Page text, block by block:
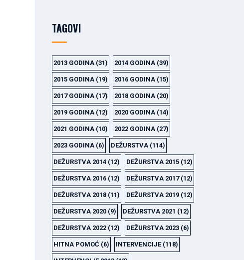
TAGOVI
2013 GODINA(31) 2014 GODINA(39)
2015 GODINA(19) 2016 GODINA(15)
2017 GODINA(17) 2018 GODINA(20)
2019 GODINA(12) 2020 GODINA(14)
2021 GODINA(10) 2022 GODINA(27)
2023 GODINA(6) DEŽURSTVA(114)
DEŽURSTVA 2014(12) DEŽURSTVA 2015(12)
DEŽURSTVA 2016(12) DEŽURSTVA 2017(12)
DEŽURSTVA 2018(11) DEŽURSTVA 2019(12)
DEŽURSTVA 2020(9) DEŽURSTVA 2021 (12)
DEŽURSTVA 2022(12) DEŽURSTVA 2023(6)
HITNA POMOĆ (6) INTERVENCIJE(118)